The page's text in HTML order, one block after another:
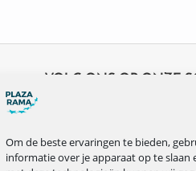
Om de beste ervaringen te bieden,
informatie over je apparaat op te
VOLG ONS OP ONZE